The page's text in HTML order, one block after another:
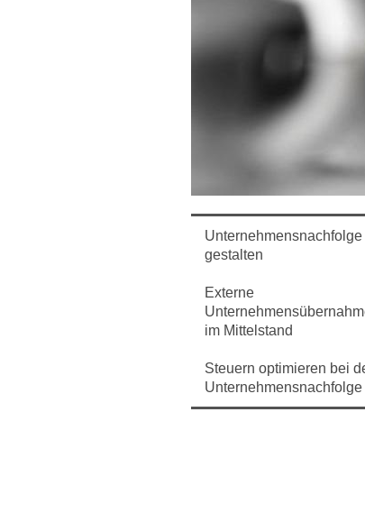
Unternehmensnachfolge
gestalten
Externe
im Mittelstand
Steuern optimieren bei
Unternehmensnachfolge